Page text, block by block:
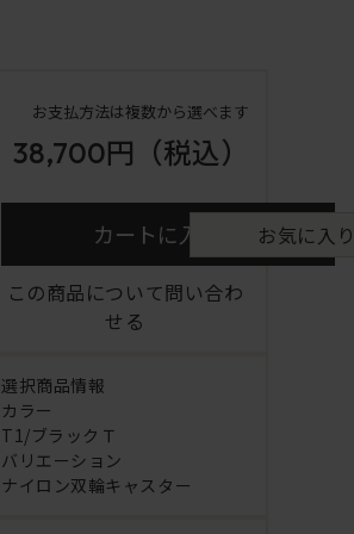
お支払方法は複数から選べます
38,700円 （税込）
カートに入れる お気に入
この商品について問い合わ
せる
選択商品情報
カラー
T1/ブラックＴ
バリエーション
ナイロン双輪キャスター